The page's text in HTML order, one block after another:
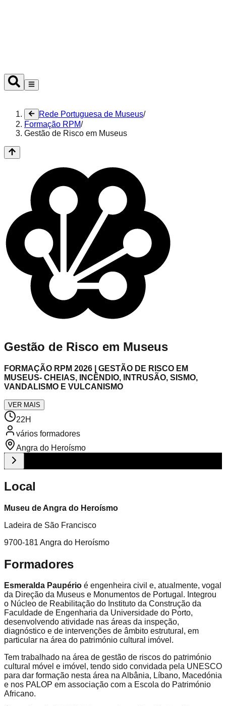
Rede Portuguesa de Museus/
Formação RPM/
Gestão de Risco em Museus
Gestão de Risco em Museus
FORMAÇÃO RPM 2026 | GESTÃO DE RISCO EM
MUSEUS- CHEIAS, INCÊNDIO, INTRUSÃO, SISMO,
VANDALISMO E VULCANISMO
VER MAIS
22H
vários formadores
Angra do Heroísmo
Local
Museu de Angra do Heroísmo
Ladeira de São Francisco
9700-181 Angra do Heroísmo
Formadores
Esmeralda Paupério é engenheira civil e, atualmente, vogal
da Direção da Museus e Monumentos de Portugal. Integrou
o Núcleo de Reabilitação do Instituto da Construção da
Faculdade de Engenharia da Universidade do Porto,
desenvolvendo atividade nas áreas da inspeção,
diagnóstico e de intervenções de âmbito estrutural, em
particular na área do património cultural imóvel.
Tem trabalhado na área de gestão de riscos do património
cultural móvel e imóvel, tendo sido convidada pela UNESCO
para dar formação nesta área na Albânia, Líbano, Macedónia
e nos PALOP em associação com a Escola do Património
Africano.